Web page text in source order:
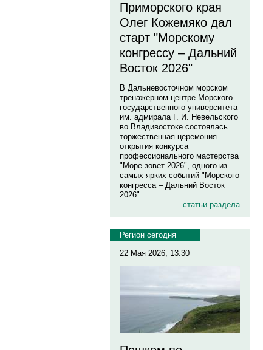
Приморского края
Олег Кожемяко дал
старт "Морскому
конгрессу – Дальний
Восток 2026"
В Дальневосточном морском
тренажерном центре Морского
государственного университета
им. адмирала Г. И. Невельского
во Владивостоке состоялась
торжественная церемония
открытия конкурса
профессионального мастерства
"Море зовет 2026", одного из
самых ярких событий "Морского
конгресса – Дальний Восток
2026".
статьи раздела
Регион сегодня
22 Мая 2026, 13:30